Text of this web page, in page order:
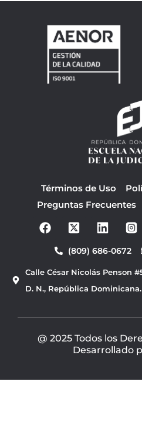
Términos de Uso
Preguntas Frecuentes
F
a
b
o
o
(809) 686-0672
Calle César Nicolás Penson
D. N., República Dominicana.
@ 2025 Todos los
Desarrollado